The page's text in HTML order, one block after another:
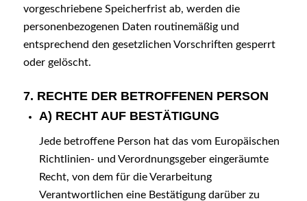
vorgeschriebene Speicherfrist ab, werden die
personenbezogenen Daten routinemäßig und
entsprechend den gesetzlichen Vorschriften gesperrt
oder gelöscht.
7. RECHTE DER BETROFFENEN PERSON
A) RECHT AUF BESTÄTIGUNG
Jede betroffene Person hat das vom Europäischen
Richtlinien- und Verordnungsgeber eingeräumte
Recht, von dem für die Verarbeitung
Verantwortlichen eine Bestätigung darüber zu